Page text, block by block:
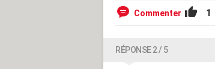
Commenter 1
RÉPONSE 2 / 5